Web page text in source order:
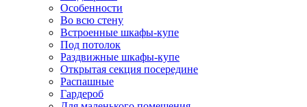
Особенности
Во всю стену
Встроенные шкафы-купе
Под потолок
Раздвижные шкафы-купе
Открытая секция посередине
Распашные
Гардероб